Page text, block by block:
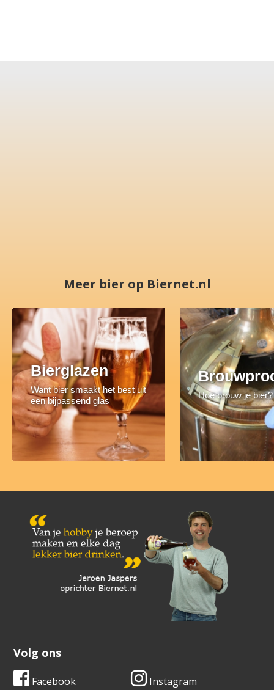
Meer bier op Biernet.nl
Bierglazen
Want bier smaakt het best uit
een bijpassend glas
Hoe brouw je bier?
Volg ons
Facebook Instagram